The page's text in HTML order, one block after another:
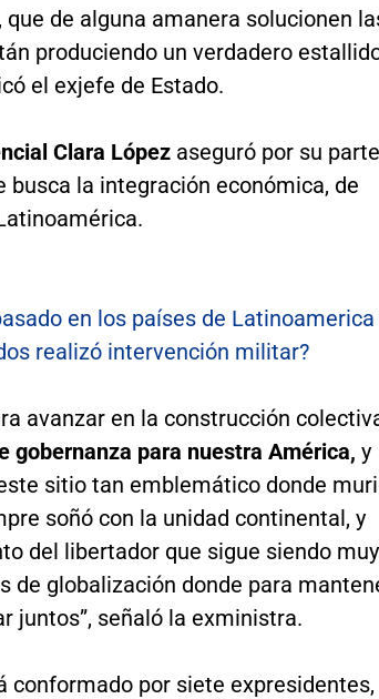
que de alguna amanera solucionen
produciendo un verdadero
el exjefe de Estado.
Clara López aseguró por su parte
busca la integración económica, de
en los países de Latinoamerica
realizó intervención militar?
avanzar en la construcción
gobernanza para nuestra América, y
sitio tan emblemático donde
soñó con la unidad continental, y
del libertador que sigue siendo muy
de globalización donde para
juntos”, señaló la exministra.
conformado por siete expresidentes,